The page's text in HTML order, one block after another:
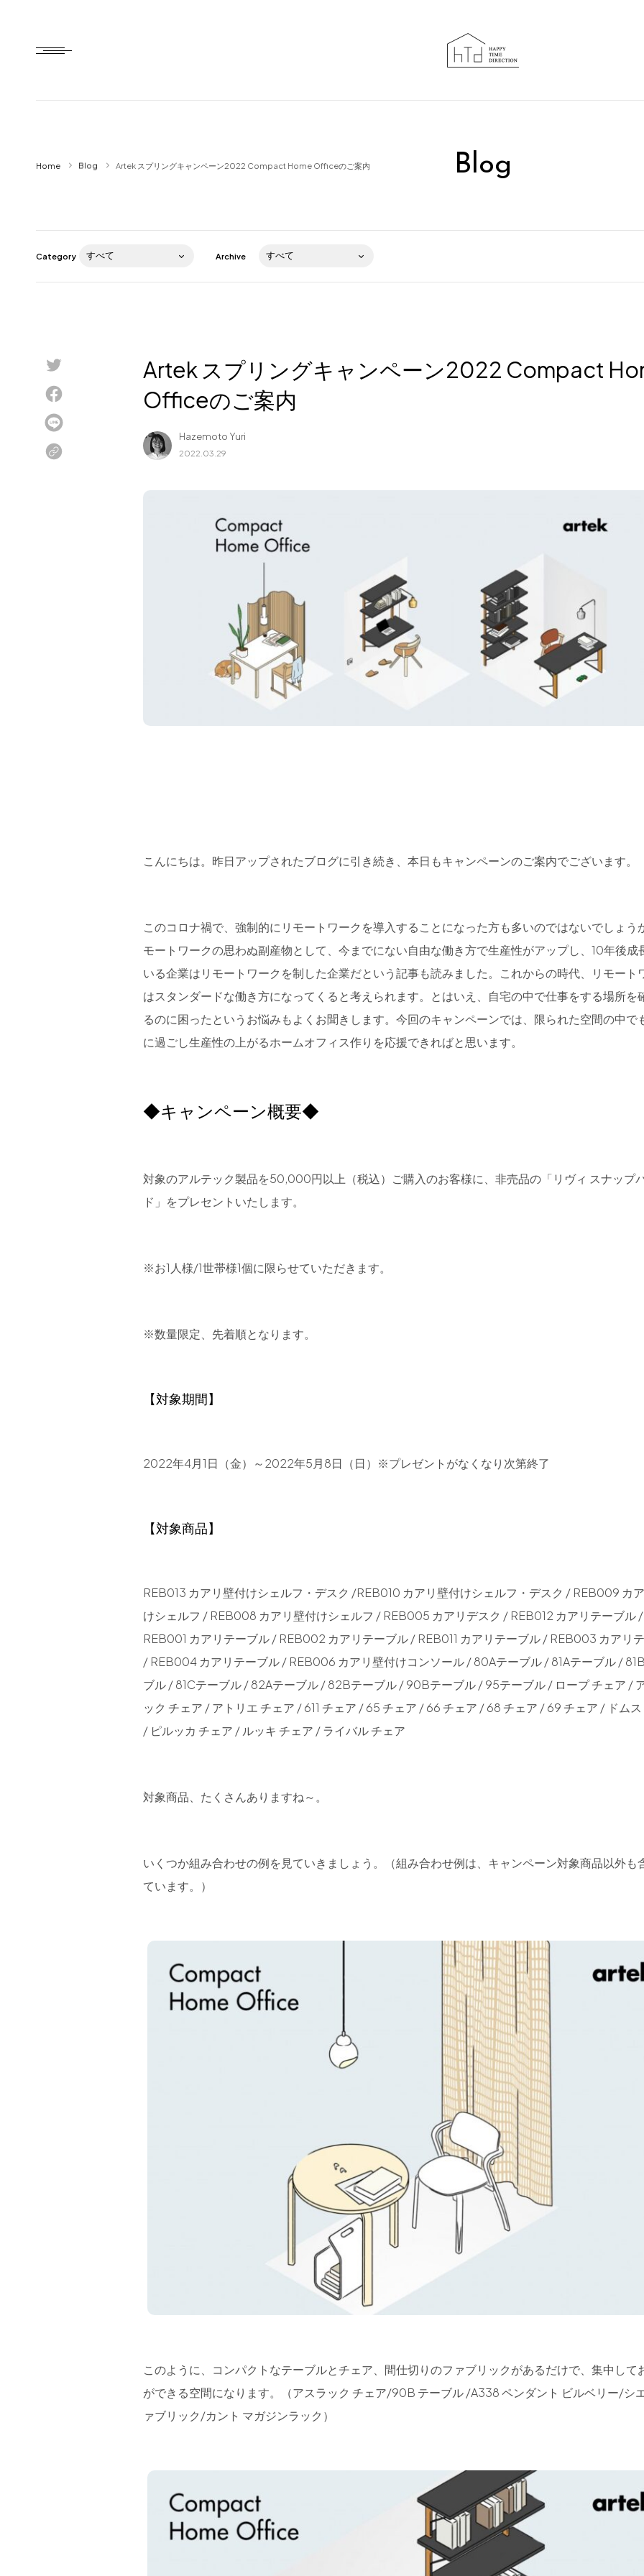
HTD style
Item
Brand
About us
Recruit
Contact
0965-52-0323
096-274-8175
0965-45-9282
Blog
Home Blog Artek スプリングキャンペーン2022 Compact Home Officeのご案内
Category Archive
Artek スプリングキャンペーン2022 Compact
Officeのご案内
Hazemoto Yuri
2022.03.29
こんにちは。昨日アップされたブログに引き続き、本日もキャンペーンのご案内でございます。
このコロナ禍で、強制的にリモートワークを導入することになった方も多いのではないでしょう
モートワークの思わぬ副産物として、今までにない自由な働き方で生産性がアップし、10年後成
いる企業はリモートワークを制した企業だという記事も読みました。これからの時代、リモート
はスタンダードな働き方になってくると考えられます。とはいえ、自宅の中で仕事をする場所を
るのに困ったというお悩みもよくお聞きします。今回のキャンペーンでは、限られた空間の中で
に過ごし生産性の上がるホームオフィス作りを応援できればと思います。
◆キャンペーン概要◆
対象のアルテック製品を50,000円以上（税込）ご購入のお客様に、非売品の「リヴィ スナップ
ド」をプレセントいたします。
※お1人様/1世帯様1個に限らせていただきます。
※数量限定、先着順となります。
【対象期間】
2022年4月1日（金）～2022年5月8日（日）※プレゼントがなくなり次第終了
【対象商品】
REB013 カアリ壁付けシェルフ・デスク /REB010 カアリ壁付けシェルフ・デスク / REB009 カ
けシェルフ / REB008 カアリ壁付けシェルフ / REB005 カアリデスク / REB012 カアリテーブル /
REB001 カアリテーブル / REB002 カアリテーブル / REB011 カアリテーブル / REB003 カアリ
/ REB004 カアリテーブル / REB006 カアリ壁付けコンソール / 80Aテーブル / 81Aテーブル /
ブル / 81Cテーブル / 82Aテーブル / 82Bテーブル / 90Bテーブル / 95テーブル / ロープ チェア /
ック チェア / アトリエ チェア / 611 チェア / 65 チェア / 66 チェア / 68 チェア / 69 チェア / ドム
/ ピルッカ チェア / ルッキ チェア / ライバル チェア
対象商品、たくさんありますね～。
いくつか組み合わせの例を見ていきましょう。（組み合わせ例は、キャンペーン対象商品以外も
ています。）
このように、コンパクトなテーブルとチェア、間仕切りのファブリックがあるだけで、集中して
ができる空間になります。（アスラック チェア/90B テーブル /A338 ペンダント ビルベリー/シ
ァブリック/カント マガジンラック）